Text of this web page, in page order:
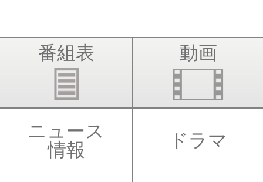
番組表 動画
ニュース
情報
ドラマ